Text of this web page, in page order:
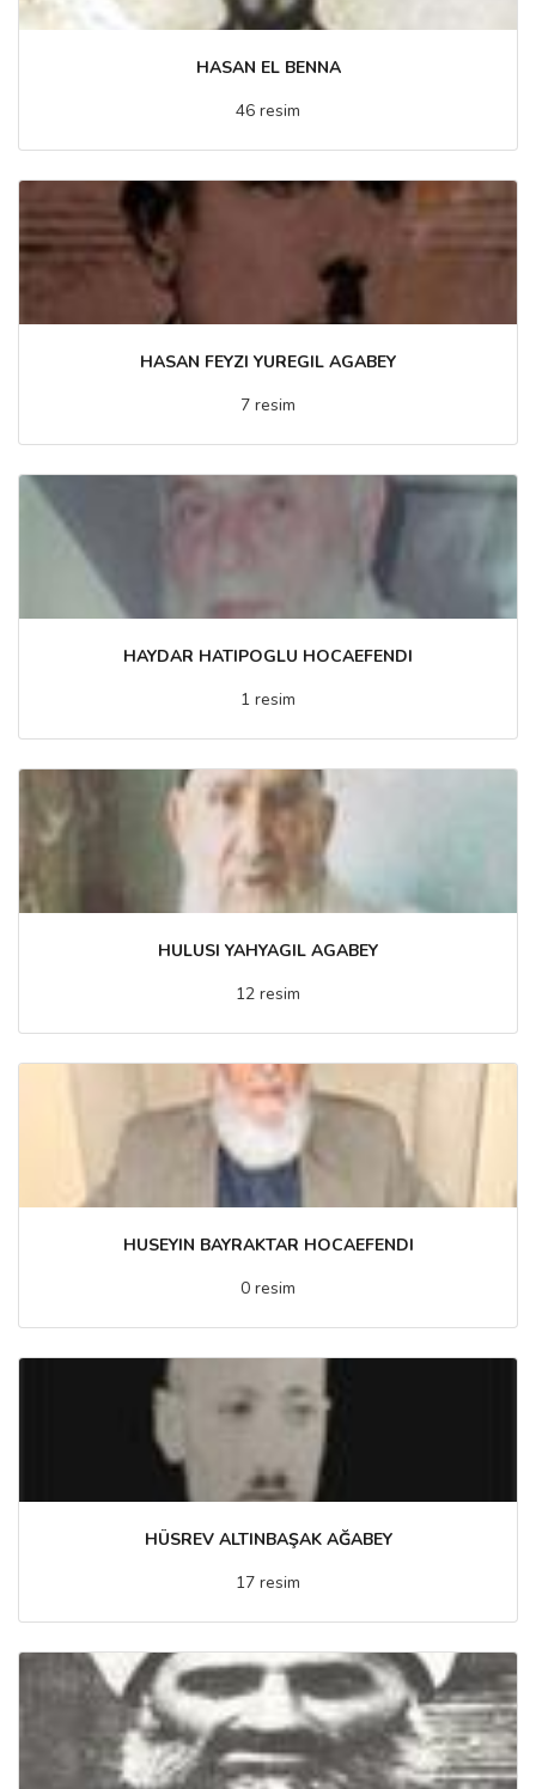
HASAN EL BENNA
46 resim
HASAN FEYZI YUREGIL AGABEY
7 resim
HAYDAR HATIPOGLU HOCAEFENDI
1 resim
HULUSI YAHYAGIL AGABEY
12 resim
HUSEYIN BAYRAKTAR HOCAEFENDI
0 resim
HÜSREV ALTINBAŞAK AĞABEY
17 resim